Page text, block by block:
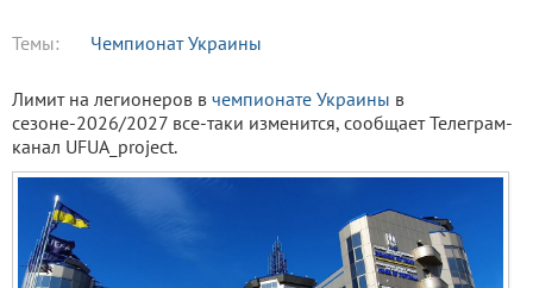
Темы: Чемпионат Украины
Лимит на легионеров в чемпионате Украины в
сезоне-2026/2027 все-таки изменится, сообщает Телеграм-
канал UFUA_project.